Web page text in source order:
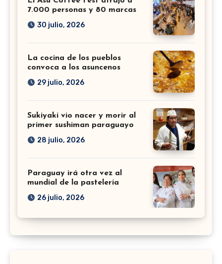
7.000 personas y 80 marcas
30 julio, 2026
La cocina de los pueblos
convoca a los asuncenos
29 julio, 2026
Sukiyaki vio nacer y morir al
primer sushiman paraguayo
28 julio, 2026
Paraguay irá otra vez al
mundial de la pastelería
26 julio, 2026